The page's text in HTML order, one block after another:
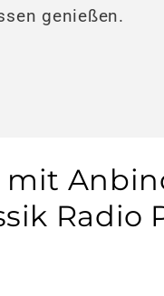
genießen.
mit
Radio